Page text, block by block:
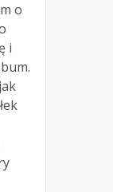
o
i